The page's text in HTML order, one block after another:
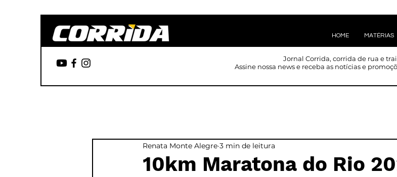
HOME MATÉRIAS
Jornal Corrida, corrida de rua e
Assine nossa news e receba as notícias e
10km Maratona do Rio
Renata Monte Alegre 3 min de leitura